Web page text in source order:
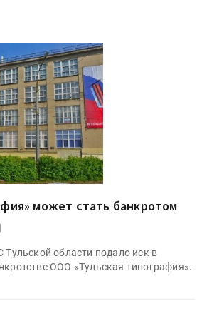
может стать банкротом
|
области подало иск в
ООО «Тульская типография».